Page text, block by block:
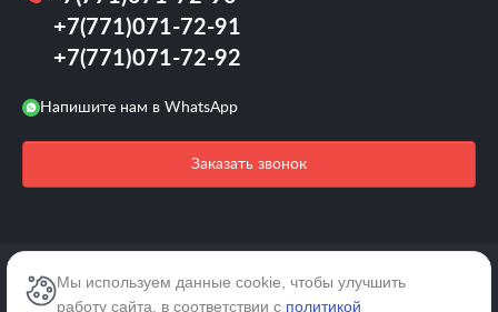
Мы используем данные cookie, чтобы улучшить
работу сайта, в соответствии с политикой
+7(771)071-72-91
+7(771)071-72-92
Напишите нам в WhatsApp
Заказать звонок
2026 © /Все права защищены.